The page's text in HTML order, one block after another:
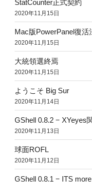
StatCounter正式契約
2020年11月15日
Mac版PowerPanel復活
2020年11月15日
大統領選終焉
2020年11月15日
ようこそ Big Sur
2020年11月14日
GShell 0.8.2 − XYeyes
2020年11月13日
球面ROFL
2020年11月12日
GShell 0.8.1 − ITS